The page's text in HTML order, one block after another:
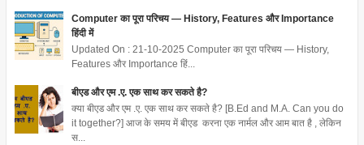
Computer का पूरा परिचय — History, Features और Importance
हिंदी में
Updated On : 21-10-2025 Computer का पूरा परिचय — History,
Features और Importance हिं...
बीएड और एम .ए. एक साथ कर सकते है?
क्या बीएड और एम .ए. एक साथ कर सकते है? [B.Ed and M.A. Can you do
it together?] आज के समय में बीएड करना एक नार्मल और आम बात है , लेकिन
स...